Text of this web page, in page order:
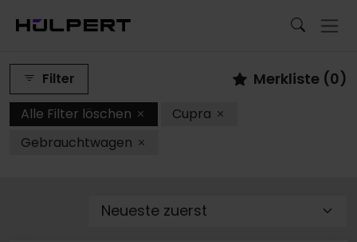
Filter Merkliste (0)
Alle Filter löschen
Cupra
Gebrauchtwagen